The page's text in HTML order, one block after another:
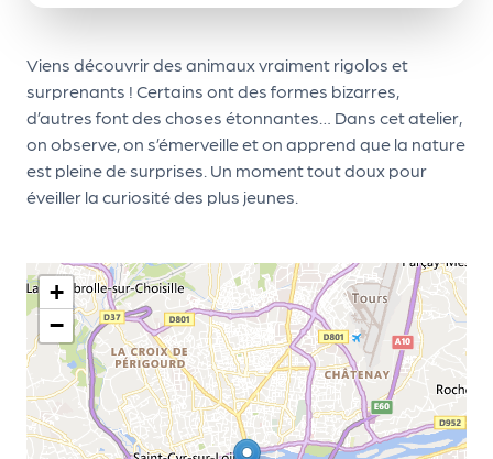
Viens découvrir des animaux vraiment rigolos et
surprenants ! Certains ont des formes bizarres,
d’autres font des choses étonnantes… Dans cet atelier,
on observe, on s’émerveille et on apprend que la nature
est pleine de surprises. Un moment tout doux pour
éveiller la curiosité des plus jeunes.
+
−
PR
O
G!
N
os
se
ce
s
L
e
k